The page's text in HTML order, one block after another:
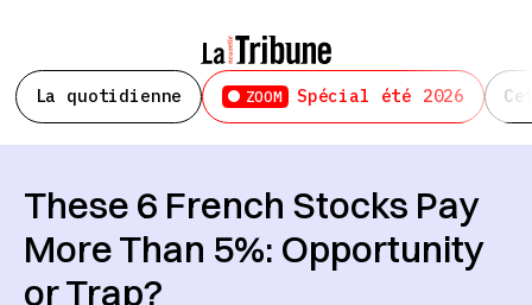
La quotidienne ZOOM Spécial été 2026
These 6 French Stocks Pay
More Than 5%: Opportunity
or Trap?